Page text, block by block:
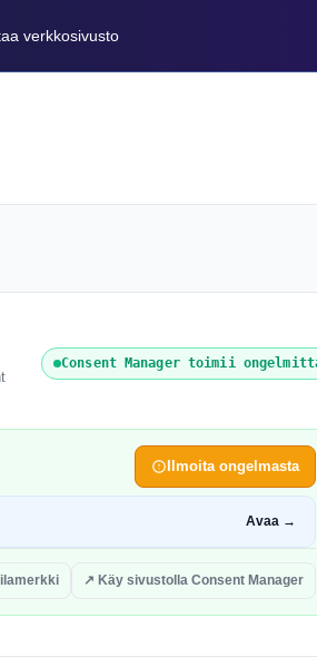
verkkosivusto
Consent Manager toimii
Ilmoita ongelmasta
Avaa →
↗ Käy sivustolla Consent Manager